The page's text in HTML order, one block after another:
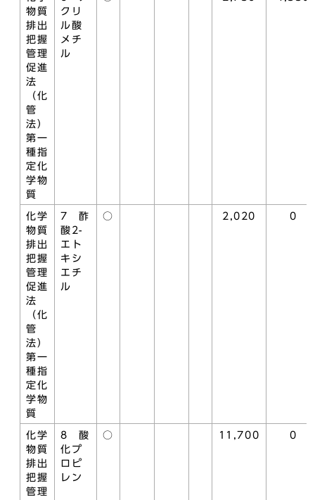
物質
排出
把握
管理
促進
法
（化
管
法）
第一
種指
定化
学物
質
クリ
ル酸
メチ
ル
化学
物質
排出
把握
管理
促進
法
（化
管
法）
第一
種指
定化
学物
質
7 酢
酸2-
エト
キシ
エチ
ル
○ 2,020 0
化学
物質
排出
把握
管理
8 酸
化プ
ロピ
レン
○ 11,700 0